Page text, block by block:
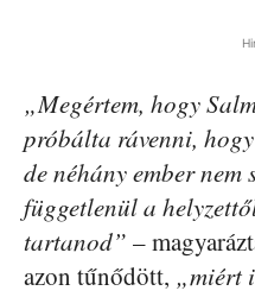
„Megértem, hogy
próbálta rávenni,
de néhány ember
függetlenül a
tartanod” –
azon tűnődött, „miért